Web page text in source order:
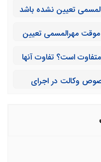
زوجه مهریه ای تعلق می
تعیین نشده باشد
در این شرایط به زن
موقت مهرالمسمی تعیین
متفاوت است؟ تفاوت آنها
وکالت در اجرای